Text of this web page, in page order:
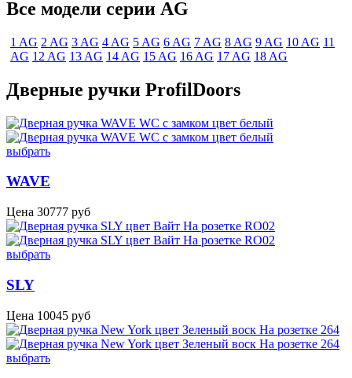
Все модели серии AG
1 AG 2 AG 3 AG 4 AG 5 AG 6 AG 7 AG 8 AG 9 AG 10 AG 11
AG 12 AG 13 AG 14 AG 15 AG 16 AG 17 AG 18 AG
Дверные ручки ProfilDoors
выбрать
WAVE
Цена 30777 руб
выбрать
SLY
Цена 10045 руб
выбрать